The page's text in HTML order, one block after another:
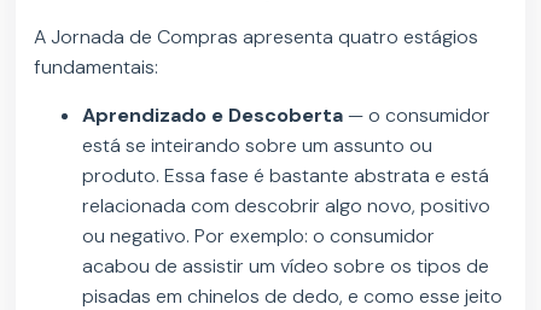
A Jornada de Compras apresenta quatro estágios
fundamentais:
Aprendizado e Descoberta— o consumidor
está se inteirando sobre um assunto ou
produto. Essa fase é bastante abstrata e está
relacionada com descobrir algo novo, positivo
ou negativo. Por exemplo: o consumidor
acabou de assistir um vídeo sobre os tipos de
pisadas em chinelos de dedo, e como esse jeito